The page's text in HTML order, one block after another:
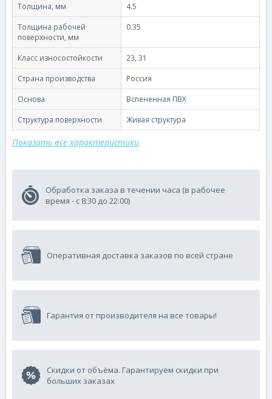
Толщина, мм
4.5
Толщина рабочей
поверхности, мм
0.35
Класс износостойкости
23, 31
Страна производства
Россия
Основа
Вспененная ПВХ
Структура поверхности
Живая структура
Показать все характеристики
Обработка заказа в течении часа (в рабочее
время - с 8:30 до 22:00)
Оперативная доставка заказов по всей стране
Гарантия от производителя на все товары!
Скидки от объёма. Гарантируем скидки при
больших заказах